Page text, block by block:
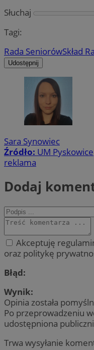
Słuchaj
Tagi:
Rada SeniorówSkład
Udostępnij
Sara Synowiec
Źródło: UM Pyskowice
reklama
Dodaj
Akceptuję
oraz politykę
Błąd:
Wynik:
Opinia została
Po przeprowadzeniu
udostępniona
Trwa wysyłanie